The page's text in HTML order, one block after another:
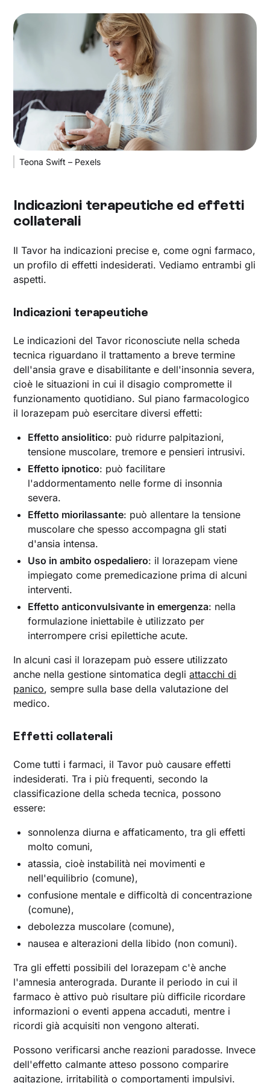
Teona Swift – Pexels
Indicazioni terapeutiche ed effetti
collaterali
Il Tavor ha indicazioni precise e, come ogni farmaco,
un profilo di effetti indesiderati. Vediamo entrambi gli
aspetti.
Indicazioni terapeutiche
Le indicazioni del Tavor riconosciute nella scheda
tecnica riguardano il trattamento a breve termine
dell'ansia grave e disabilitante e dell'insonnia severa,
cioè le situazioni in cui il disagio compromette il
funzionamento quotidiano. Sul piano farmacologico
il lorazepam può esercitare diversi effetti:
Effetto ansiolitico: può ridurre palpitazioni,
tensione muscolare, tremore e pensieri intrusivi.
Effetto ipnotico: può facilitare
l'addormentamento nelle forme di insonnia
severa.
Effetto miorilassante: può allentare la tensione
muscolare che spesso accompagna gli stati
d'ansia intensa.
Uso in ambito ospedaliero: il lorazepam viene
impiegato come premedicazione prima di alcuni
interventi.
Effetto anticonvulsivante in emergenza: nella
formulazione iniettabile è utilizzato per
interrompere crisi epilettiche acute.
In alcuni casi il lorazepam può essere utilizzato
anche nella gestione sintomatica degliattacchi di
panico, sempre sulla base della valutazione del
medico.
Effetti collaterali
Come tutti i farmaci, il Tavor può causare effetti
indesiderati. Tra i più frequenti, secondo la
classificazione della scheda tecnica, possono
essere:
sonnolenza diurna e affaticamento, tra gli effetti
molto comuni,
atassia, cioè instabilità nei movimenti e
nell'equilibrio (comune),
confusione mentale e difficoltà di concentrazione
(comune),
debolezza muscolare (comune),
nausea e alterazioni della libido (non comuni).
Tra gli effetti possibili del lorazepam c'è anche
l'amnesia anterograda. Durante il periodo in cui il
farmaco è attivo può risultare più difficile ricordare
informazioni o eventi appena accaduti, mentre i
ricordi già acquisiti non vengono alterati.
Possono verificarsi anche reazioni paradosse. Invece
dell'effetto calmante atteso possono comparire
agitazione, irritabilità o comportamenti impulsivi.